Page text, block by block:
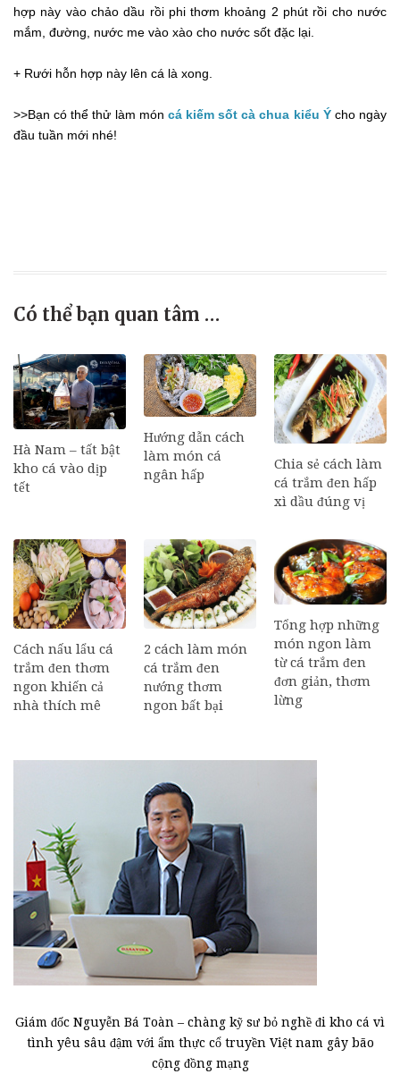
hợp này vào chảo dầu rồi phi thơm khoảng 2 phút rồi cho nước
mắm, đường, nước me vào xào cho nước sốt đặc lại.
+ Rưới hỗn hợp này lên cá là xong.
>>Bạn có thể thử làm món cá kiếm sốt cà chua kiểu Ýcho ngày
đầu tuần mới nhé!
Có thể bạn quan tâm …
Hà Nam – tất bật
kho cá vào dịp
tết
Hướng dẫn cách
làm món cá
ngân hấp
Chia sẻ cách làm
cá trắm đen hấp
xì dầu đúng vị
Cách nấu lẩu cá
trắm đen thơm
ngon khiến cả
nhà thích mê
2 cách làm món
cá trắm đen
nướng thơm
ngon bất bại
Tổng hợp những
món ngon làm
từ cá trắm đen
đơn giản, thơm
lừng
Giám đốc Nguyễn Bá Toàn – chàng kỹ sư bỏ nghề đi kho cá vì
tình yêu sâu đậm với ẩm thực cổ truyền Việt nam gây bão
cộng đồng mạng